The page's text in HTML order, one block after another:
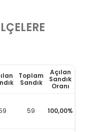
Toplam
Sandık
Açılan
Sandık
Oranı
59 100,00%